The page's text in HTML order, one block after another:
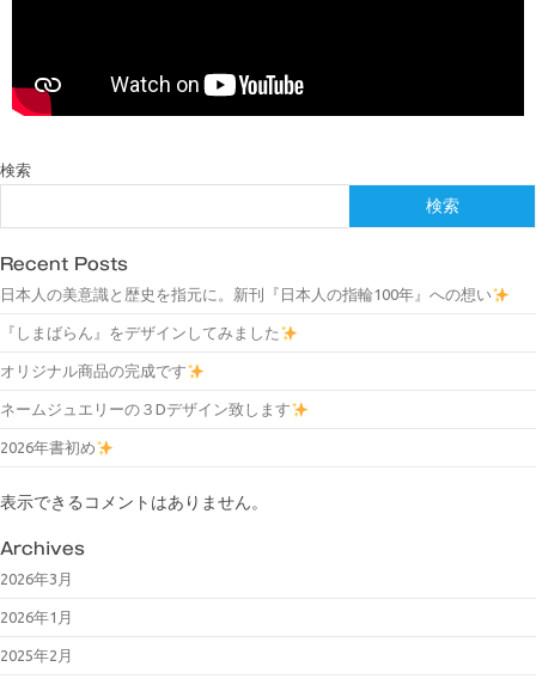
検索
検索
Recent Posts
日本人の美意識と歴史を指元に。新刊『日本人の指輪100年』への想い
『しまばらん』をデザインしてみました
オリジナル商品の完成です
ネームジュエリーの３Dデザイン致します
2026年書初め
表示できるコメントはありません。
Archives
2026年3月
2026年1月
2025年2月